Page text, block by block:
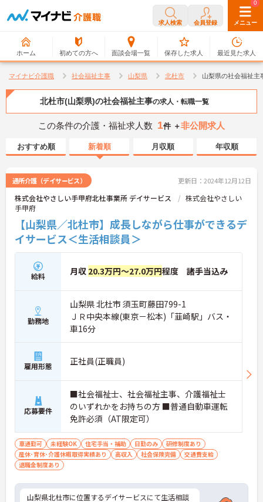
求人検索 会員登録 メニュー
ホーム 初めての方へ 面談会場一覧
0
保存した求人
0
最近見た求人
マイナビ介護職 社会福祉主事 山梨県 北杜市 山梨県の社会福祉主
北杜市(山梨県)の社会福祉主事の求人・転職一覧
この条件の介護・福祉求人数 1件 ＋非公開求人
おすすめ順 新着順 月収順 年収順
通所介護（デイサービス） 更新日：2024年12月12日
株式会社やさしい手甲府北杜事業所 デイサービス
株式会社やさしい
手甲府
【山梨県／北杜市】成長しながら仕事ができるデ
イサービス＜生活相談員＞
給料 月収 20.3万円～27.0万円程度 諸手当込み
勤務地
山梨県 北杜市 須玉町藤田799-1
ＪＲ中央本線(東京－松本)「韮崎駅」バス・
車16分
雇用形態 正社員(正職員)
応募要件
■社会福祉士、社会福祉主事、介護福祉士
のいずれかをお持ちの方 ■普通自動車運転
免許必須（AT限定可）
車通勤可 未経験OK 住宅手当・補助 日勤のみ
研修制度あり
産休･育休･介護休暇取得実績あり
高収入 社会保険完備
交通費支給
退職金制度あり
山梨県北杜市に位置するデイサービスにて生活相談